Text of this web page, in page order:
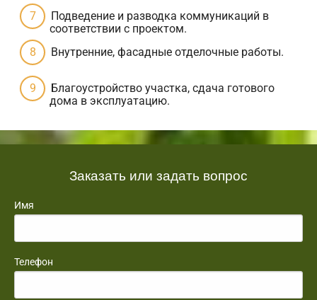
Подведение и разводка коммуникаций в
соответствии с проектом.
Внутренние, фасадные отделочные работы.
Благоустройство участка, сдача готового
дома в эксплуатацию.
Заказать или задать вопрос
Имя
Телефон